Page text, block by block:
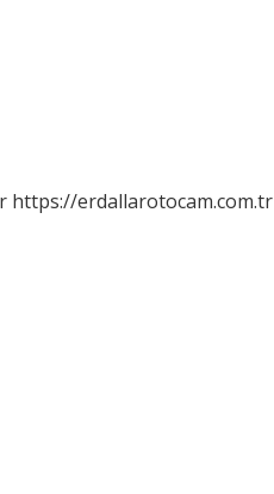
https://erdallarotocam.com.tr